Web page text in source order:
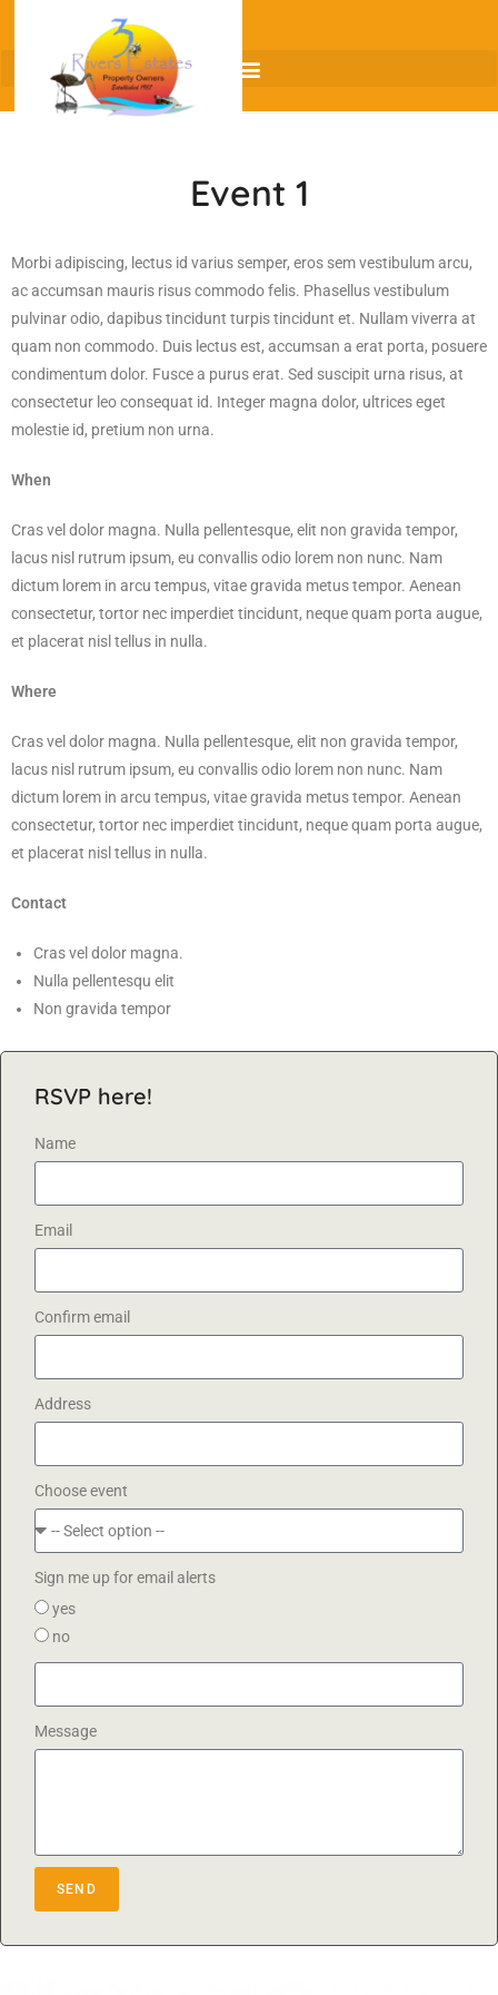
Event 1
Morbi adipiscing, lectus id varius semper, eros sem vestibulum arcu,
ac accumsan mauris risus commodo felis. Phasellus vestibulum
pulvinar odio, dapibus tincidunt turpis tincidunt et. Nullam viverra at
quam non commodo. Duis lectus est, accumsan a erat porta, posuere
condimentum dolor. Fusce a purus erat. Sed suscipit urna risus, at
consectetur leo consequat id. Integer magna dolor, ultrices eget
molestie id, pretium non urna.
When
Cras vel dolor magna. Nulla pellentesque, elit non gravida tempor,
lacus nisl rutrum ipsum, eu convallis odio lorem non nunc. Nam
dictum lorem in arcu tempus, vitae gravida metus tempor. Aenean
consectetur, tortor nec imperdiet tincidunt, neque quam porta augue,
et placerat nisl tellus in nulla.
Where
Cras vel dolor magna. Nulla pellentesque, elit non gravida tempor,
lacus nisl rutrum ipsum, eu convallis odio lorem non nunc. Nam
dictum lorem in arcu tempus, vitae gravida metus tempor. Aenean
consectetur, tortor nec imperdiet tincidunt, neque quam porta augue,
et placerat nisl tellus in nulla.
Contact
Cras vel dolor magna.
Nulla pellentesqu elit
Non gravida tempor
RSVP here!
Name
Email
Confirm email
Address
Choose event
Sign me up for email alerts
yes
no
Message
SEND